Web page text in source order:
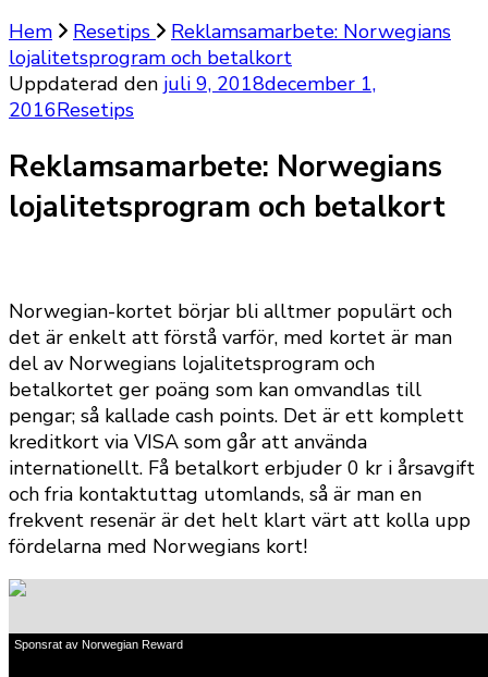
Hem
Resetips
Reklamsamarbete: Norwegians
lojalitetsprogram och betalkort
Uppdaterad den juli 9, 2018december 1,
2016Resetips
Reklamsamarbete: Norwegians
lojalitetsprogram och betalkort
Norwegian-kortet börjar bli alltmer populärt och
det är enkelt att förstå varför, med kortet är man
del av Norwegians lojalitetsprogram och
betalkortet ger poäng som kan omvandlas till
pengar; så kallade cash points. Det är ett komplett
kreditkort via VISA som går att använda
internationellt. Få betalkort erbjuder 0 kr i årsavgift
och fria kontaktuttag utomlands, så är man en
frekvent resenär är det helt klart värt att kolla upp
fördelarna med Norwegians kort!